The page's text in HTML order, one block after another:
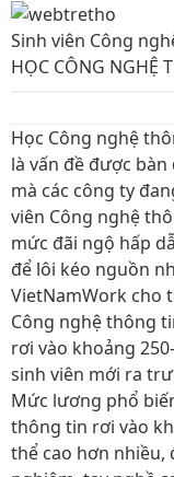
Sinh viên Công
HỌC CÔNG NGHỆ
Học Công nghệ
là vấn đề được
mà các công ty
viên Công nghệ
mức đãi ngộ hấp
để lôi kéo nguồn
VietNamWork cho
Công nghệ thông
rơi vào khoảng
sinh viên mới ra
Mức lương phổ
thông tin rơi vào
thể cao hơn nhiều,